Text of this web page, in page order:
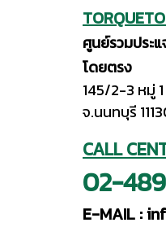
ศูนย์รวมประ
โดยตรง
145/2-3 หมู่
จ.นนทบุรี
CALL
02-
E-MAIL :